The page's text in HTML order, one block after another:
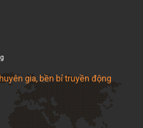
gia, bền bỉ truyền động